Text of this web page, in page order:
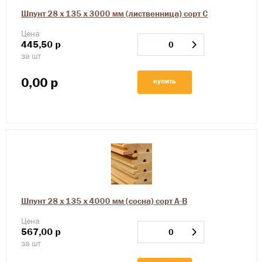
Шпунт 28 х 135 х 3000 мм (лиственница) сорт С
Цена
445,50 р
за шт
0,00 р купить
Шпунт 28 х 135 х 4000 мм (сосна) сорт А-В
Цена
567,00 р
за шт